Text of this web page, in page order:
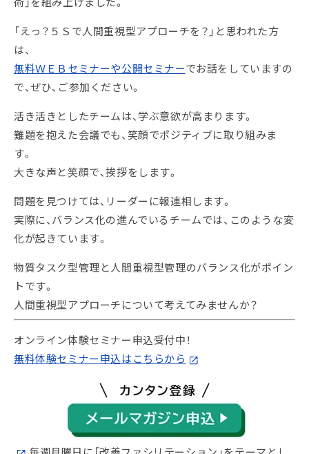
「えっ？５Ｓで人間重視型アプローチを？」と思われた方
は、
無料ＷＥＢセミナーや公開セミナーでお話をしていますの
で、ぜひ、ご参加ください。
活き活きとしたチームは、学ぶ意欲が高まります。
難題を抱えた会議でも、笑顔でポジティブに取り組みま
す。
大きな声と笑顔で、挨拶をします。
問題を見つけては、リーダーに報連相します。
実際に、バランス化の進んでいるチームでは、このような変
化が起きています。
物質タスク型管理と人間重視型管理のバランス化がポイン
トです。
人間重視型アプローチについて考えてみませんか？
オンライン体験セミナー申込受付中！
無料体験セミナー申込はこちらから